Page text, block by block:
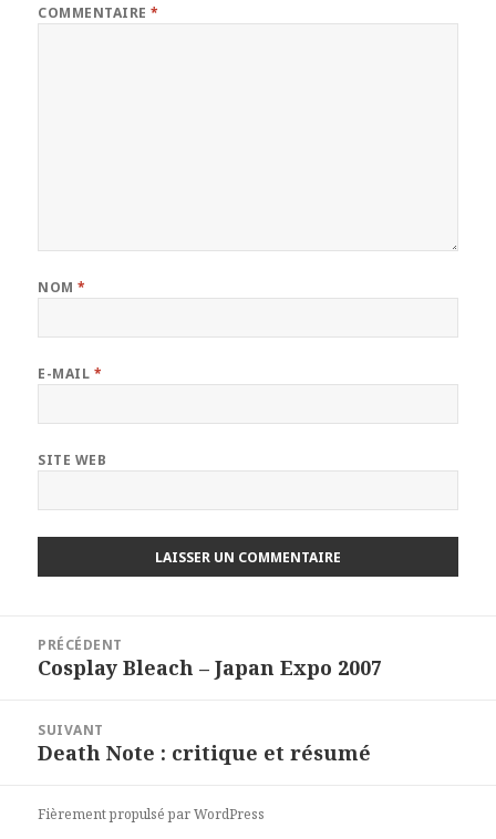
COMMENTAIRE*
NOM*
E-MAIL *
SITE WEB
l’article
PRÉCÉDENT
Article
Cosplay Bleach – Japan Expo 2007
SUIVANT
Article
Death Note : critique et résumé
Fièrement propulsé par WordPress